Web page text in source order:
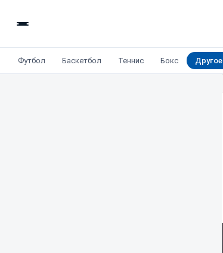
Футбол Баскетбол Теннис Бокс Другое